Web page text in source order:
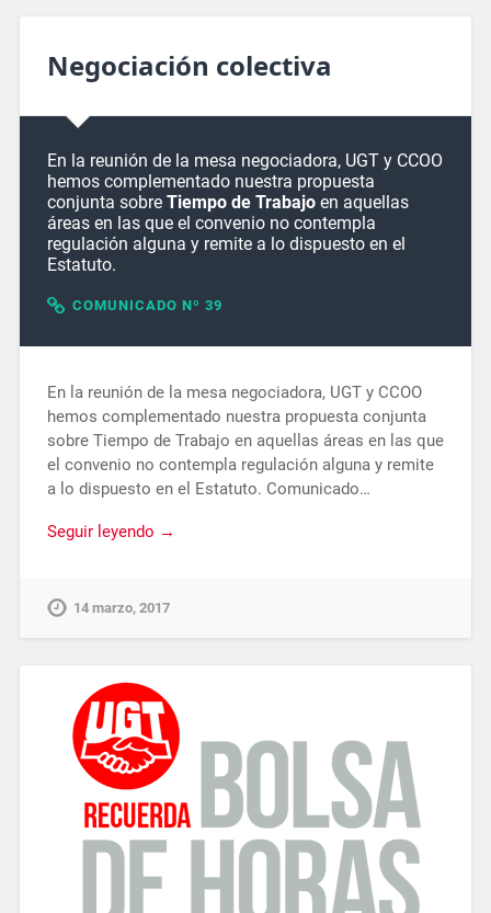
Negociación colectiva
En la reunión de la mesa negociadora, UGT y CCOO
hemos complementado nuestra propuesta
conjunta sobre Tiempo de Trabajoen aquellas
áreas en las que el convenio no contempla
regulación alguna y remite a lo dispuesto en el
Estatuto.
COMUNICADO Nº 39
En la reunión de la mesa negociadora, UGT y CCOO
hemos complementado nuestra propuesta conjunta
sobre Tiempo de Trabajo en aquellas áreas en las que
el convenio no contempla regulación alguna y remite
a lo dispuesto en el Estatuto. Comunicado…
Seguir leyendo →
14 marzo, 2017